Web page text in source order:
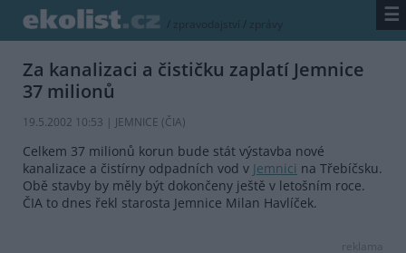
/ zpravodajství / zprávy ☰
Za kanalizaci a čističku zaplatí Jemnice
37 milionů
19.5.2002 10:53 | JEMNICE (ČIA)
Celkem 37 milionů korun bude stát výstavba nové
kanalizace a čistírny odpadních vod v Jemnici na Třebíčsku.
Obě stavby by měly být dokončeny ještě v letošním roce.
ČIA to dnes řekl starosta Jemnice Milan Havlíček.
reklama